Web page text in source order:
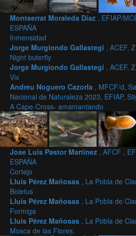
Montserrat Moraleda Díaz , EFIAP/
ESPAÑA
Inmensidad
Jorge Murgiondo Gallastegi , ACEF,
Night buterfly
Jorge Murgiondo Gallastegi , ACEF,
Vix
Andreu Noguero Cazorla , MFCF/d,
Nacional de Naturaleza 2023, EFIAP,
A Cape-Cross- amamantando
Jose Luis Pastor Martinez , AFCF ,
ESPAÑA
Cortejo
Lluís Pérez Mañosas , La Pobla de
Boletus
Lluís Pérez Mañosas , La Pobla de
Formiga
Lluís Pérez Mañosas , La Pobla de
Mosca de las Flores.